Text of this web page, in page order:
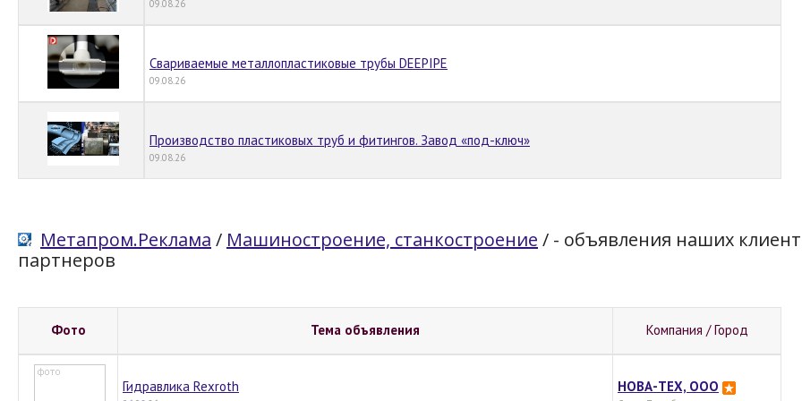
09.08.26
Свариваемые металлопластиковые трубы DEEPIPE
09.08.26
Производство пластиковых труб и фитингов. Завод «под-ключ»
09.08.26
Метапром.Реклама / Машиностроение, станкостроение / - объявления наших
партнеров
Фото Тема объявления Компания / Город
Гидравлика Rexroth НОВА-ТЕХ, ООО